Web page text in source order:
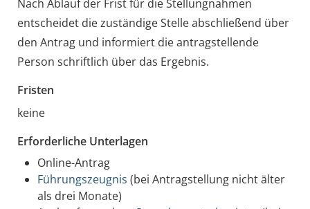
Nach Ablauf der Frist für die Stellungnahmen
entscheidet die zuständige Stelle abschließend über
den Antrag und informiert die antragstellende
Person schriftlich über das Ergebnis.
Fristen
keine
Erforderliche Unterlagen
Online-Antrag
Führungszeugnis (bei Antragstellung nicht älter
als drei Monate)